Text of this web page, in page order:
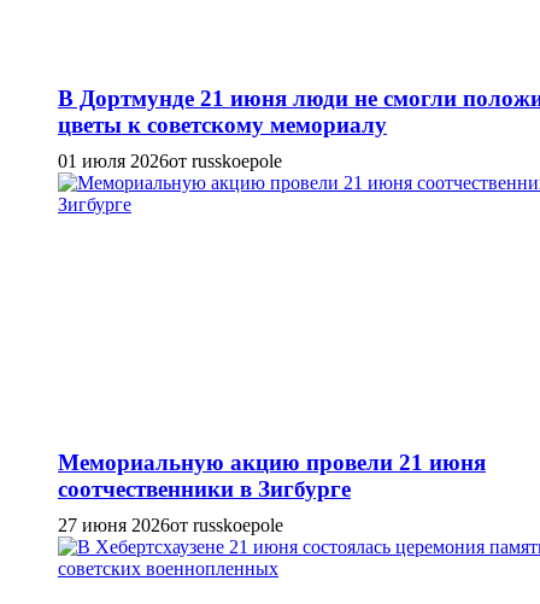
В Дортмунде 21 июня люди не смогли
цветы к советскому мемориалу
01 июля 2026от russkoepole
Мемориальную акцию провели 21 июня
соотчественники в Зигбурге
27 июня 2026от russkoepole